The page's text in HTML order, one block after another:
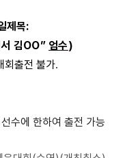
제목:
김OO” 엄수)
회출전 불가.
수에 한하여 출전 가능